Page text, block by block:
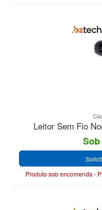
Leitor Sem Fio
Produto sob encomenda -